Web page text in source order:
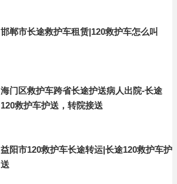
邯郸市长途救护车租赁|120救护车怎么叫
海门区救护车跨省长途护送病人出院-长途
120救护车护送，转院接送
益阳市120救护车长途转运|长途120救护车护
送